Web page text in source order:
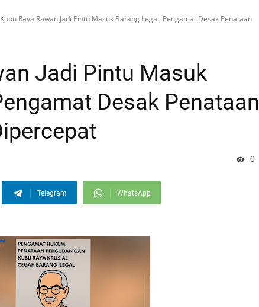
Kubu Raya Rawan Jadi Pintu Masuk Barang Ilegal, Pengamat Desak Penataan
Jadi Pintu Masuk
Desak Penataan
0
Telegram WhatsApp